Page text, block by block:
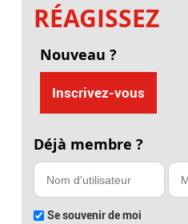
RÉAGISSEZ
Nouveau ?
Inscrivez-vous
Déjà membre ?
Se souvenir de moi